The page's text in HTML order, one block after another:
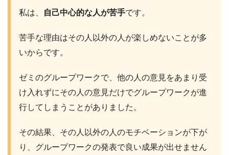
私は、 自己中心的な人が苦手です。
苦手な理由はその人以外の人が楽しめないことが多
いからです。
ゼミのグループワークで、他の人の意見をあまり受
け入れずにその人の意見だけでグループワークが進
行してしまうことがありました。
その結果、その人以外の人のモチベーションが下が
り、グループワークの発表で良い成果が出せません